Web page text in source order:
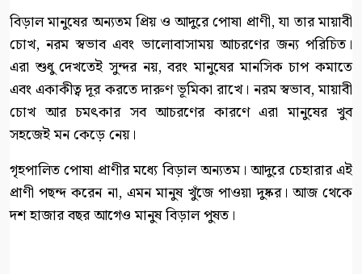
বিড়াল মানুষের অন্যতম প্রিয় ও আদুরে পোষা প্রাণী, যা তার মায়াবী
চোখ, নরম স্বভাব এবং ভালোবাসাময় আচরণের জন্য পরিচিত।
এরা শুধু দেখতেই সুন্দর নয়, বরং মানুষের মানসিক চাপ কমাতে
এবং একাকীত্ব দূর করতে দারুণ ভূমিকা রাখে। নরম স্বভাব, মায়াবী
চোখ আর চমৎকার সব আচরণের কারণে এরা মানুষের খুব
সহজেই মন কেড়ে নেয়।
গৃহপালিত পোষা প্রাণীর মধ্যে বিড়াল অন্যতম। আদুরে চেহারার এই
প্রাণী পছন্দ করেন না, এমন মানুষ খুঁজে পাওয়া দুষ্কর। আজ থেকে
দশ হাজার বছর আগেও মানুষ বিড়াল পুষত।